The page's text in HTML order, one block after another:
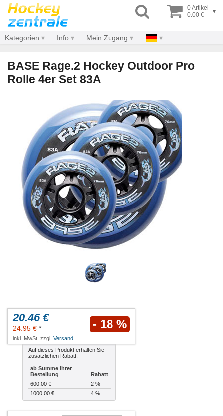
0 Artikel
0.00 €
▾
Kategorien Info Mein Zugang
BASE Rage.2 Hockey Outdoor Pro
Rolle 4er Set 83A
20.46 €
24.95 € * - 18 %
inkl. MwSt. zzgl. Versand
Auf dieses Produkt erhalten Sie
zusätzlichen Rabatt:
ab Summe Ihrer
Bestellung
Rabatt
600.00 €
2 %
1000.00 €
4 %